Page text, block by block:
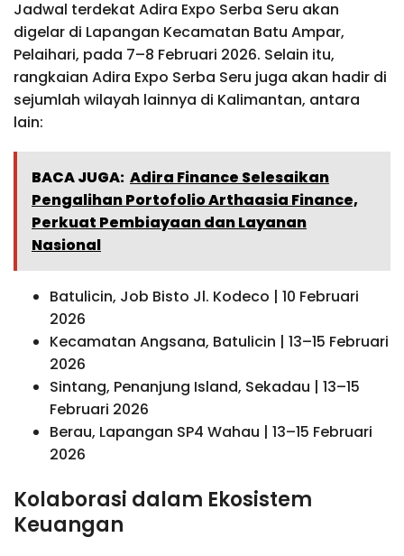
Jadwal terdekat Adira Expo Serba Seru akan
digelar di Lapangan Kecamatan Batu Ampar,
Pelaihari, pada 7–8 Februari 2026. Selain itu,
rangkaian Adira Expo Serba Seru juga akan hadir di
sejumlah wilayah lainnya di Kalimantan, antara
lain:
BACA JUGA: Adira Finance Selesaikan
Pengalihan Portofolio Arthaasia Finance,
Perkuat Pembiayaan dan Layanan
Nasional
Batulicin, Job Bisto Jl. Kodeco | 10 Februari
2026
Kecamatan Angsana, Batulicin | 13–15 Februari
2026
Sintang, Penanjung Island, Sekadau | 13–15
Februari 2026
Berau, Lapangan SP4 Wahau | 13–15 Februari
2026
Kolaborasi dalam Ekosistem
Keuangan